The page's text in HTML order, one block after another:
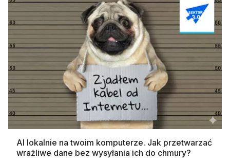
AI lokalnie na twoim komputerze. Jak przetwarzać
wrażliwe dane bez wysyłania ich do chmury?